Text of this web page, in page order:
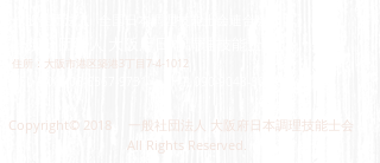
住所：大阪市港区築港3丁目7-4-1012
Copyright© 2018 一般社団法人 大阪府日本調理技能士会
All Rights Reserved.